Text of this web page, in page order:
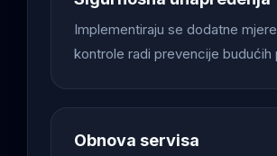
Implementiraju se dodatne
kontrole radi prevencije budućih
Obnova servisa